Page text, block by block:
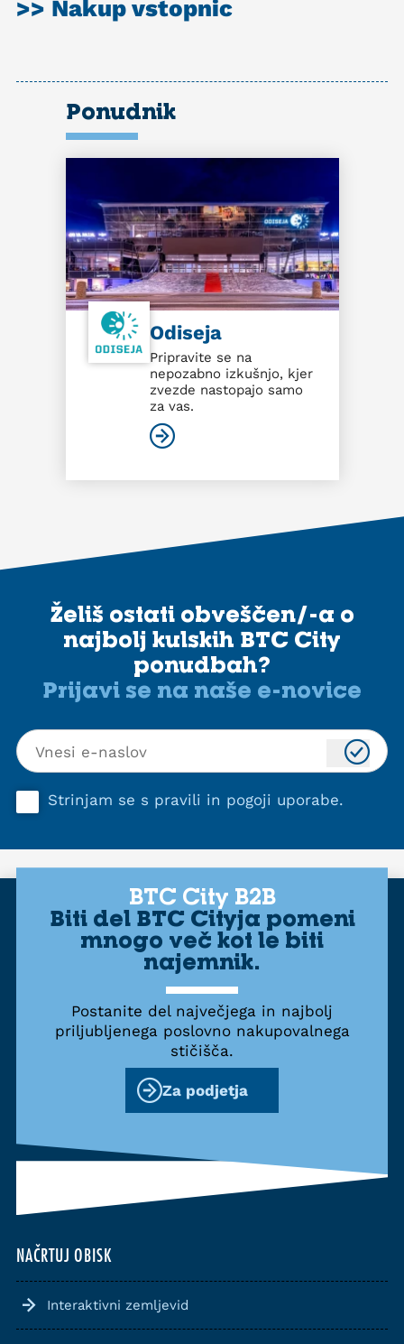
>> Nakup vstopnic
Ponudnik
Odiseja
Pripravite se na
nepozabno izkušnjo, kjer
zvezde nastopajo samo
za vas.
Želiš ostati obveščen/-a o
najbolj kulskih BTC City
ponudbah?
Prijavi se na naše e-novice
Strinjam se s pravili in pogoji uporabe.
NAČRTUJ OBISK
Interaktivni zemljevid
BTC City B2B
Biti del BTC Cityja pomeni
mnogo več kot le biti
najemnik.
Postanite del največjega in najbolj
priljubljenega poslovno nakupovalnega
stičišča.
Za podjetja